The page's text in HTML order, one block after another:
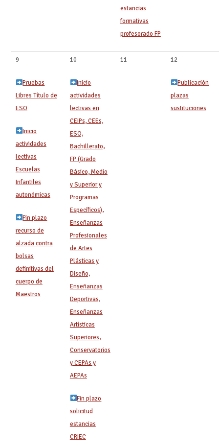
estancias
formativas
profesorado FP
9
Pruebas
Libres Título de
ESO
Inicio
actividades
lectivas
Escuelas
Infantiles
autonómicas
Fin plazo
recurso de
alzada contra
bolsas
definitivas del
cuerpo de
Maestros
10
Inicio
actividades
lectivas en
CEIPs, CEEs,
ESO,
Bachillerato,
FP (Grado
Básico, Medio
y Superior y
Programas
Específicos),
Enseñanzas
Profesionales
de Artes
Plásticas y
Diseño,
Enseñanzas
Deportivas,
Enseñanzas
Artísticas
Superiores,
Conservatorios
y CEPAs y
AEPAs
Fin plazo
solicitud
estancias
CRIEC
11 12
Publicación
plazas
sustituciones